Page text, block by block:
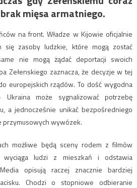
mięsa armatniego.
na front. Władze w Kijowie oficjalnie
się zasoby ludzkie, które mogą zostać
nie mogą żądać deportacji swoich
Zełenskiego zaznacza, że decyzje w tej
europejskich rządów. To dość wygodna
może sygnalizować potrzebę
a jednocześnie unikać bezpośredniego
przymusowych wywózek.
możliwe będą sceny rodem z filmów
wyciąga ludzi z mieszkań i odstawia
opisują raczej znacznie bardziej
Chodzi o stopniowe odbieranie